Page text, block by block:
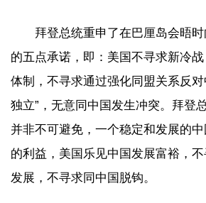
拜登总统重申了在巴厘岛会晤
的五点承诺，即：美国不寻求新冷
体制，不寻求通过强化同盟关系反
独立”，无意同中国发生冲突。拜登
并非不可避免，一个稳定和发展的
的利益，美国乐见中国发展富裕，
发展，不寻求同中国脱钩。